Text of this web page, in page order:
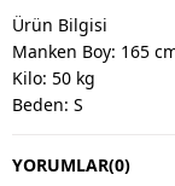
Ürün Bilgisi
Manken Boy: 165
Kilo: 50 kg
Beden: S
Değişim & İade
YORUMLAR(0)